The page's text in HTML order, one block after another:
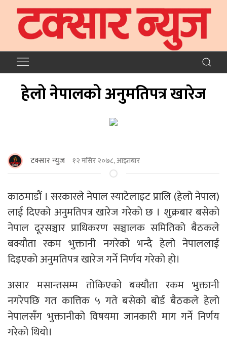
हेलो नेपालको अनुमतिपत्र खारेज
टक्सार न्युज १२ मंसिर २०७८, आइतबार
काठमाडाैं । सरकारले नेपाल स्याटेलाइट प्रालि (हेलो नेपाल)
लाई दिएको अनुमतिपत्र खारेज गरेको छ । शुक्रबार बसेको
नेपाल दूरसञ्चार प्राधिकरण सञ्चालक समितिको बैठकले
बक्यौता रकम भुक्तानी नगरेको भन्दै हेलो नेपाललाई
दिइएको अनुमतिपत्र खारेज गर्ने निर्णय गरेको हो।
असार मसान्तसम्म तोकिएको बक्यौता रकम भुक्तानी
नगरेपछि गत कात्तिक ५ गते बसेको बोर्ड बैठकले हेलो
नेपालसँग भुक्तानीको विषयमा जानकारी माग गर्ने निर्णय
गरेको थियो।